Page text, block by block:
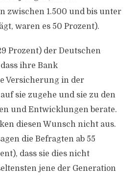
zwischen 1.500 und bis unter
waren es 50 Prozent).
Prozent) der Deutschen
ihre Bank
Versicherung in der
sie zugehe und sie zu den
und Entwicklungen berate.
diesen Wunsch nicht aus.
die Befragten ab 55
dass sie dies nicht
jene der Generation